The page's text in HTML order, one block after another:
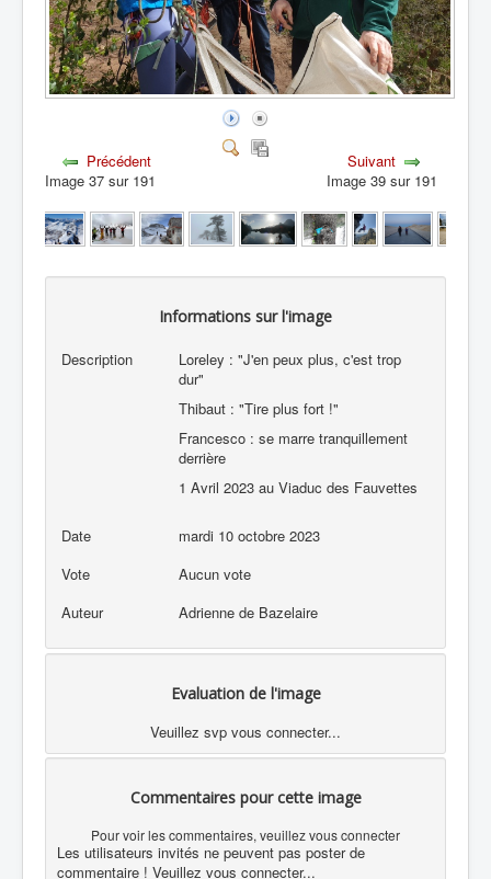
Précédent
Image 37 sur 191
Suivant
Image 39 sur 191
Informations sur l'image
Description
Loreley : "J'en peux plus, c'est trop
dur"
Thibaut : "Tire plus fort !"
Francesco : se marre tranquillement
derrière
1 Avril 2023 au Viaduc des Fauvettes
Date
mardi 10 octobre 2023
Vote
Aucun vote
Auteur
Adrienne de Bazelaire
Evaluation de l'image
Veuillez svp vous connecter...
Commentaires pour cette image
Pour voir les commentaires, veuillez vous connecter
Les utilisateurs invités ne peuvent pas poster de
commentaire ! Veuillez vous connecter...